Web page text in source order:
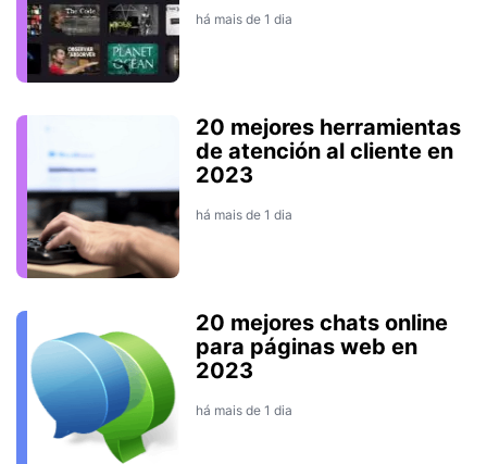
há mais de 1 dia
20 mejores herramientas
de atención al cliente en
2023
há mais de 1 dia
20 mejores chats online
para páginas web en
2023
há mais de 1 dia